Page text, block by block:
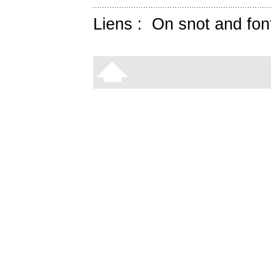
Liens : On snot and